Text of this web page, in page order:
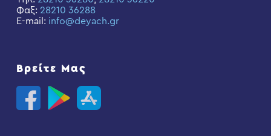
Φαξ: 28210 36288
E-mail: info@deyach.gr
Βρείτε Μας